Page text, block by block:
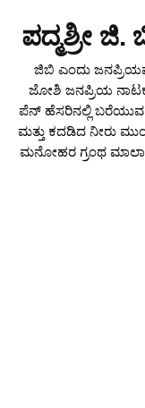
ಪದ್ಮಶ್ರೀ
ಜಿಬಿ ಎಂದು
ಜೋಶಿ ಜನಪ್ರಿಯ
ಪೆನ್ ಹೆಸರಿನಲ್ಲಿ ಬರೆಯುವ
ಮತ್ತು ಕದಡಿದ ನೀರು
ಮನೋಹರ ಗ್ರಂಥ